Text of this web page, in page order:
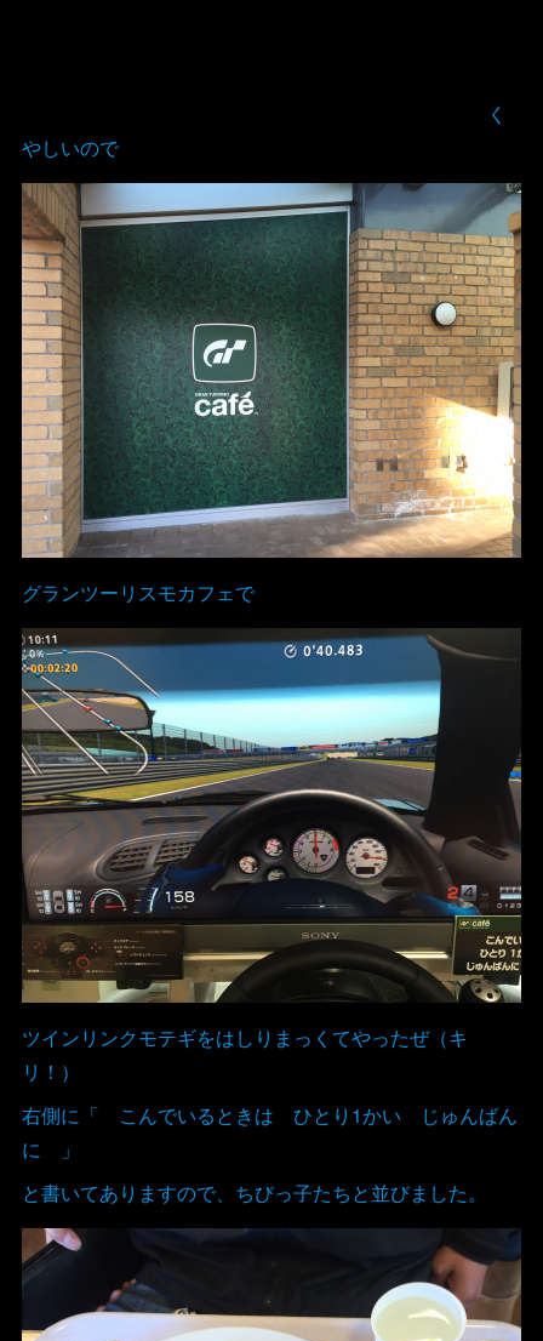
く
やしいので
グランツーリスモカフェで
ツインリンクモテギをはしりまっくてやったぜ（キ
リ！）
右側に「 こんでいるときは ひとり1かい じゅんばん
に 」
と書いてありますので、ちびっ子たちと並びました。